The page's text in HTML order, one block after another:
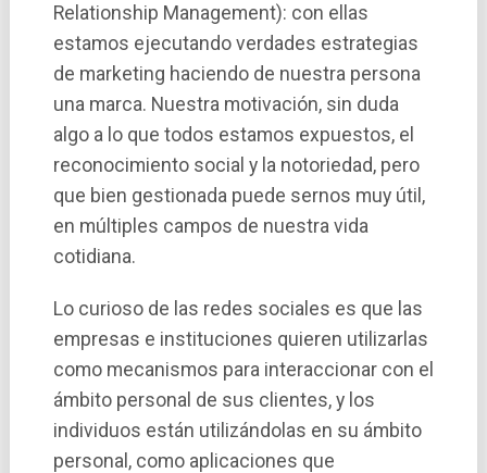
Relationship Management): con ellas
estamos ejecutando verdades estrategias
de marketing haciendo de nuestra persona
una marca. Nuestra motivación, sin duda
algo a lo que todos estamos expuestos, el
reconocimiento social y la notoriedad, pero
que bien gestionada puede sernos muy útil,
en múltiples campos de nuestra vida
cotidiana.
Lo curioso de las redes sociales es que las
empresas e instituciones quieren utilizarlas
como mecanismos para interaccionar con el
ámbito personal de sus clientes, y los
individuos están utilizándolas en su ámbito
personal, como aplicaciones que